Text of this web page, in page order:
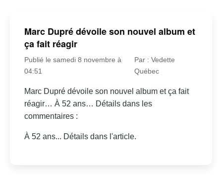
Marc Dupré dévoile son nouvel album et
ça fait réagir
Publié le samedi 8 novembre à
04:51
Par : Vedette
Québec
Marc Dupré dévoile son nouvel album et ça fait
réagir… À 52 ans… Détails dans les
commentaires :
À 52 ans... Détails dans l'article.